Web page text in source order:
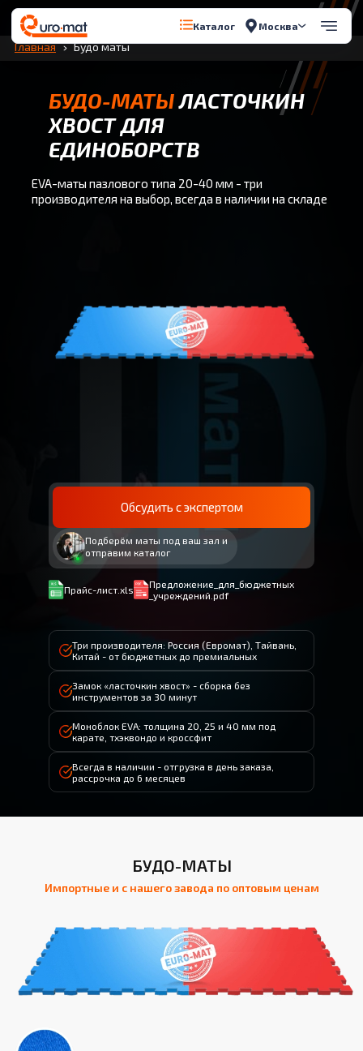
Каталог Москва
Перейти к содержимому
Главная Будо маты
БУДО-МАТЫЛАСТОЧКИН
ХВОСТ ДЛЯ
ЕДИНОБОРСТВ
EVA-маты пазлового типа 20-40 мм - три
производителя на выбор, всегда в наличии на складе
Обсудить с экспертом
Подберём маты под ваш зал и
отправим каталог
Предложение_для_бюджетных
_учреждений.pdf
Прайс-лист.xls
Три производителя: Россия (Евромат), Тайвань,
Китай - от бюджетных до премиальных
Замок «ласточкин хвост» - сборка без
инструментов за 30 минут
Моноблок EVA: толщина 20, 25 и 40 мм под
карате, тхэквондо и кроссфит
Всегда в наличии - отгрузка в день заказа,
рассрочка до 6 месяцев
БУДО-МАТЫ
Импортные и с нашего завода по оптовым ценам